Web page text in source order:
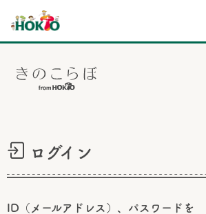
ログイン
ID（メールアドレス）、パスワードを